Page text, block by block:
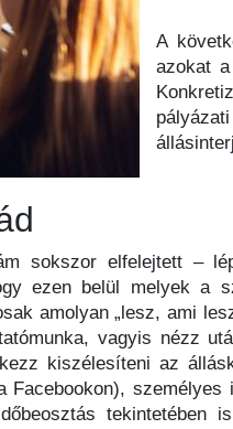
A
azokat
sokszor elfelejtett –
ezen belül melyek
amolyan „lesz, ami
vagyis nézz
kiszélesíteni az
tekintetében